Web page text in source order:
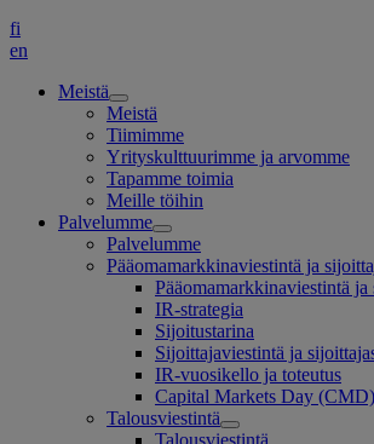
fi
en
Meistä
Meistä
Tiimimme
Yrityskulttuurimme ja arvomme
Tapamme toimia
Meille töihin
Palvelumme
Palvelumme
Pääomamarkkinaviestintä ja
Pääomamarkkinaviestintä
IR-strategia
Sijoitustarina
Sijoittajaviestintä ja
IR-vuosikello ja toteutus
Capital Markets Day (CMD)
Talousviestintä